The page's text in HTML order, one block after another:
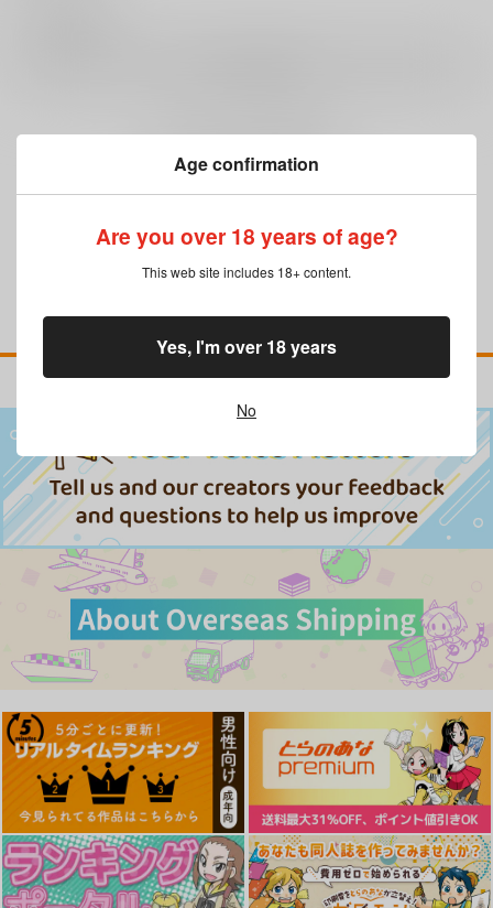
Age confirmation
Are you over 18 years of age?
This web site includes 18+ content.
No
Yes, I'm over 18 years